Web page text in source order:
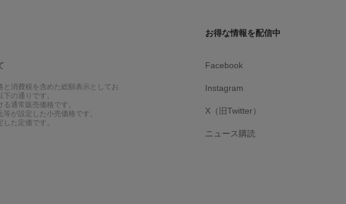
消費税を含めた総額表示としてお
の通りです。
通常販売価格です。
が設定した小売価格です。
た定価です。
お得な情報を配信中
Facebook
Instagram
X（旧Twitter）
ニュース購読